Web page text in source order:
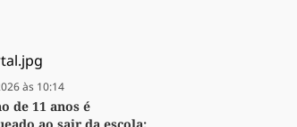
às 10:14
de 11 anos é